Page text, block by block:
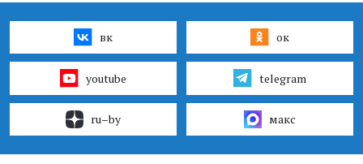
вк ок
youtube telegram
ru–by макс